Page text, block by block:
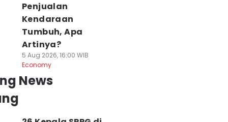
Penjualan
Kendaraan
Tumbuh, Apa
Artinya?
5 Aug 2026, 16:00 WIB
Economy
News